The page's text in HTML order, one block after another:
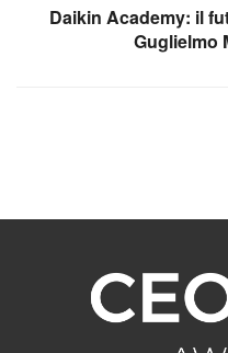
Daikin Academy: il
Guglielmo